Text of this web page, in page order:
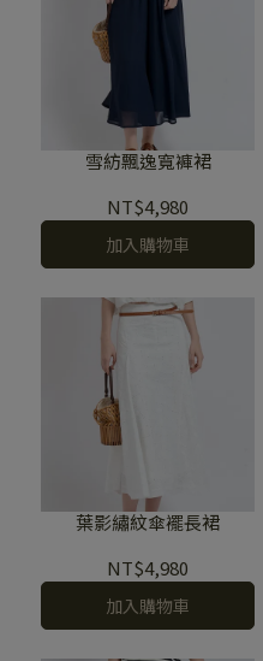
雪紡飄逸寬褲裙
NT$4,980
加入購物車
葉影繡紋傘襬長裙
NT$4,980
加入購物車